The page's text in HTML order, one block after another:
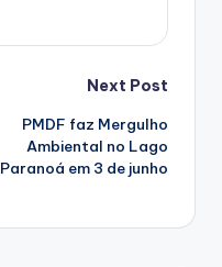
Next Post
PMDF faz Mergulho
Ambiental no Lago
Paranoá em 3 de junho